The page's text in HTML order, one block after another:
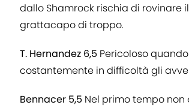
dallo Shamrock rischia di rovinare
grattacapo di troppo.
T. Hernandez 6,5 Pericoloso
costantemente in difficoltà gli
Bennacer 5,5 Nel primo tempo